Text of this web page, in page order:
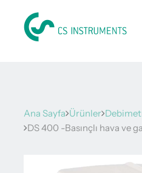
Ana Sayfa Ürünler
DS 400 -Basınçlı hava ve